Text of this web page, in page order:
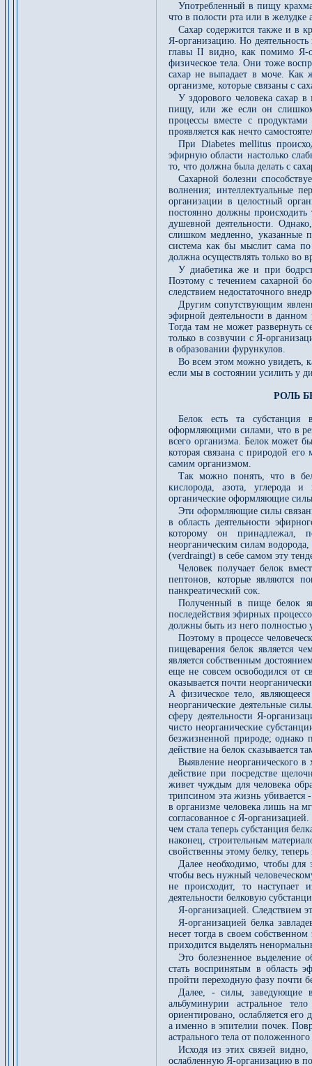
Употребленный в пищу
что в полости рта или в желудке
Сахар содержится также и в
Я-организацию. Но
главы II видно, как помимо Я-
физическое тела. Они тоже
сахар не выпадает в моче. Как
организме, которые связаны с
У здорового человека сахар
пищу, или же если он слишком
процессы вместе с
проявляется как нечто
При Diabetes mellitus
эфирную области настолько
то, что должна была делать с
Сахарной болезни
волнения; интеллектуальные
организации в целостный
постоянно должны
душевной деятельности.
слишком медленно, указанные
система как бы мыслит сама по
должна осуществлять только во
У диабетика же и при
Поэтому с течением сахарной
следствием недостаточного
Другим сопутствующим
эфирной деятельности в данном
Тогда там не может развернуть
только в созвучии с Я-
в образовании фурункулов.
Во всем этом можно увидеть,
если мы в состоянии усилить у
РОЛЬ
Белок есть та субстанция
оформляющими силами, что в
всего организма. Белок может
которая связана с природой
самим организмом.
Так можно понять, что в
кислорода, азота, углерода
органические оформляющие силы
Эти оформляющие силы
в область деятельности
которому он принадлежал,
неорганическим силам
(verdraingt) в себе самом эту
Человек получает белок
пептонов, которые являются
панкреатический сок.
Полученный в пище белок
последействия эфирных
должны быть из него полностью
Поэтому в процессе
пищеварения белок является
является собственным
еще не совсем освободился от
оказывается почти
А физическое тело,
неорганические деятельные
сферу деятельности Я-
чисто неорганические
безжизненной природе; однако
действие на белок сказывается
Выявление неорганического в
действие при посредстве
живет чуждым для человека
трипсином эта жизнь
в организме человека лишь на
согласованное с Я-
чем стала теперь субстанция
наконец, строительным
свойственны этому белку,
Далее необходимо, чтобы
чтобы весь нужный
не происходит, то наступает
деятельности белковую
Я-организацией. Следствием
Я-организацией белка
несет тогда в своем
приходится выделять
Это болезненное выделение
стать воспринятым в область
пройти переходную фазу почти
Далее, - силы, заведующие в
альбуминурии астральное
ориентировано, ослабляется его
а именно в эпителии почек.
астрального тела от
Исходя из этих связей
ослабленную Я-организацию в